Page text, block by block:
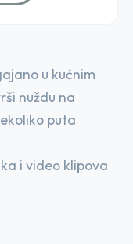
u kućnim
nuždu na
puta
i video klipova